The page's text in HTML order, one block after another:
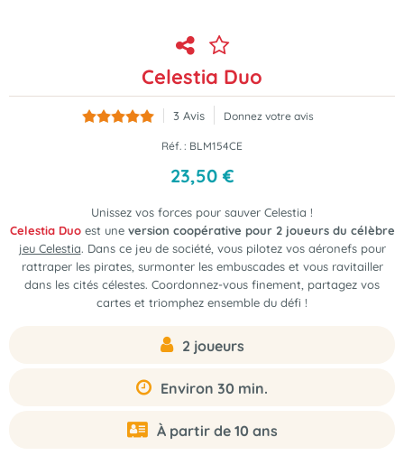
Celestia Duo
3 Avis Donnez votre avis
Réf. : BLM154CE
23,50 €
Unissez vos forces pour sauver Celestia !
Celestia Duoest une version coopérative pour 2 joueurs du célèbre
jeu Celestia. Dans ce jeu de société, vous pilotez vos aéronefs pour
rattraper les pirates, surmonter les embuscades et vous ravitailler
dans les cités célestes. Coordonnez-vous finement, partagez vos
cartes et triomphez ensemble du défi !
2 joueurs
Environ 30 min.
À partir de 10 ans